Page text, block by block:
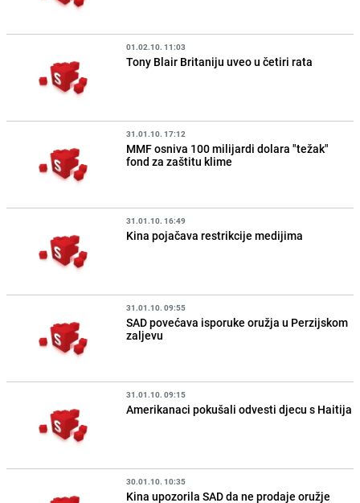
01.02.10. 11:03
Tony Blair Britaniju uveo u četiri rata
31.01.10. 17:12
MMF osniva 100 milijardi dolara "težak"
fond za zaštitu klime
31.01.10. 16:49
Kina pojačava restrikcije medijima
31.01.10. 09:55
SAD povećava isporuke oružja u Perzijskom
zaljevu
31.01.10. 09:15
Amerikanaci pokušali odvesti djecu s Haitija
30.01.10. 10:35
Kina upozorila SAD da ne prodaje oružje